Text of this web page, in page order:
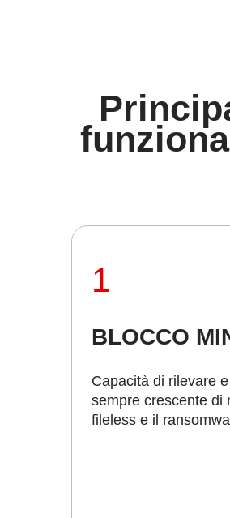
1
BLOCCO
Capacità di rilevare
sempre crescente di
fileless e il